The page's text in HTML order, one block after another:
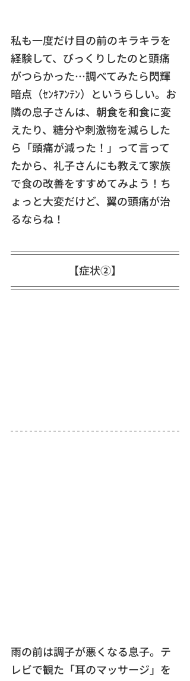
私も一度だけ目の前のキラキラを
経験して、びっくりしたのと頭痛
がつらかった…調べてみたら閃輝
暗点（ｾﾝｷｱﾝﾃﾝ）というらしい。お
隣の息子さんは、朝食を和食に変
えたり、糖分や刺激物を減らした
ら「頭痛が減った！」って言って
たから、礼子さんにも教えて家族
で食の改善をすすめてみよう！ち
ょっと大変だけど、翼の頭痛が治
るならね！
【症状②】
雨の前は調子が悪くなる息子。テ
レビで観た「耳のマッサージ」を